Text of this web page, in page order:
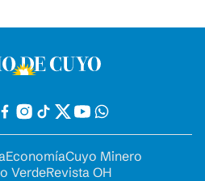
EconomíaCuyo Minero
VerdeRevista OH